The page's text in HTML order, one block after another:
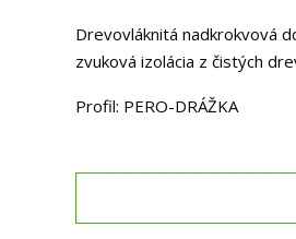
Drevovláknitá nadkrokvová
zvuková izolácia z čistých
Profil: PERO-DRÁŽKA